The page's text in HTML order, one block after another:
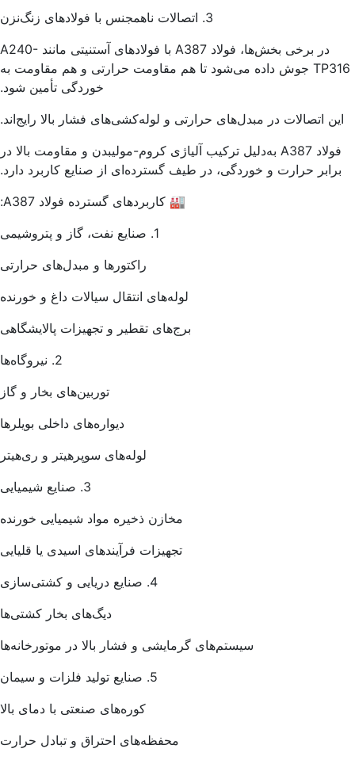
در برخی بخش‌ها، فولاد A387 با فولادهای آستنیتی مانند A240-
TP316 جوش داده می‌شود تا هم مقاومت حرارتی و هم مقاومت به
خوردگی تأمین شود.
این اتصالات در مبدل‌های حرارتی و لوله‌کشی‌های فشار بالا رایج‌اند.
فولاد A387 به‌دلیل ترکیب آلیاژی کروم-مولیبدن و مقاومت بالا در
برابر حرارت و خوردگی، در طیف گسترده‌ای از صنایع کاربرد دارد.
🏭 کاربردهای گسترده فولاد A387:
راکتورها و مبدل‌های حرارتی
لوله‌های انتقال سیالات داغ و خورنده
برج‌های تقطیر و تجهیزات پالایشگاهی
توربین‌های بخار و گاز
دیواره‌های داخلی بویلرها
لوله‌های سوپرهیتر و ری‌هیتر
مخازن ذخیره مواد شیمیایی خورنده
تجهیزات فرآیندهای اسیدی یا قلیایی
دیگ‌های بخار کشتی‌ها
سیستم‌های گرمایشی و فشار بالا در موتورخانه‌ها
کوره‌های صنعتی با دمای بالا
محفظه‌های احتراق و تبادل حرارت